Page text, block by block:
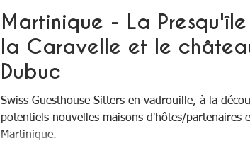
Martinique - La
la Caravelle et le
Dubuc
Swiss Guesthouse Sitters en vadrouille, à la
potentiels nouvelles maisons d'hôtes/partenaires
Martinique.